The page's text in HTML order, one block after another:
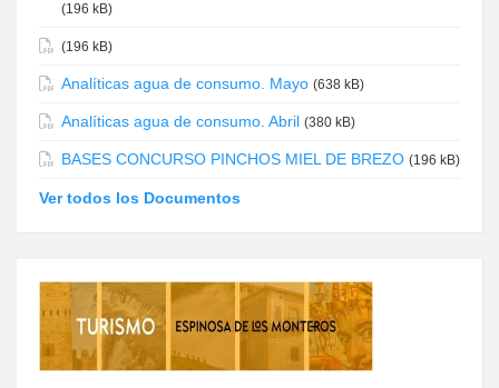
(196 kB)
(196 kB)
Analíticas agua de consumo. Mayo (638 kB)
Analíticas agua de consumo. Abril (380 kB)
BASES CONCURSO PINCHOS MIEL DE BREZO (196 kB)
Ver todos los Documentos